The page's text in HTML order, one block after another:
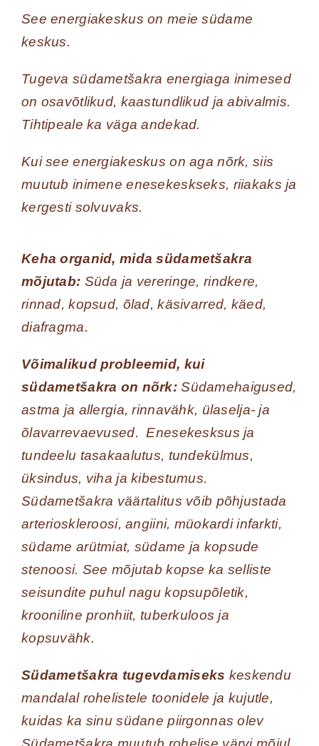
See energiakeskus on meie südame
keskus.
Tugeva südametšakra energiaga inimesed
on osavõtlikud, kaastundlikud ja abivalmis.
Tihtipeale ka väga andekad.
Kui see energiakeskus on aga nõrk, siis
muutub inimene enesekeskseks, riiakaks ja
kergesti solvuvaks.
Keha organid, mida südametšakra
mõjutab: Süda ja vereringe, rindkere,
rinnad, kopsud, õlad, käsivarred, käed,
diafragma.
Võimalikud probleemid, kui
südametšakra on nõrk:Südamehaigused,
astma ja allergia, rinnavähk, ülaselja- ja
õlavarrevaevused. Enesekesksus ja
tundeelu tasakaalutus, tundekülmus,
üksindus, viha ja kibestumus.
Südametšakra väärtalitus võib põhjustada
arterioskleroosi, angiini, müokardi infarkti,
südame arütmiat, südame ja kopsude
stenoosi. See mõjutab kopse ka selliste
seisundite puhul nagu kopsupõletik,
krooniline pronhiit, tuberkuloos ja
kopsuvähk.
Südametšakra tugevdamiseks keskendu
mandalal rohelistele toonidele ja kujutle,
kuidas ka sinu südane piirgonnas olev